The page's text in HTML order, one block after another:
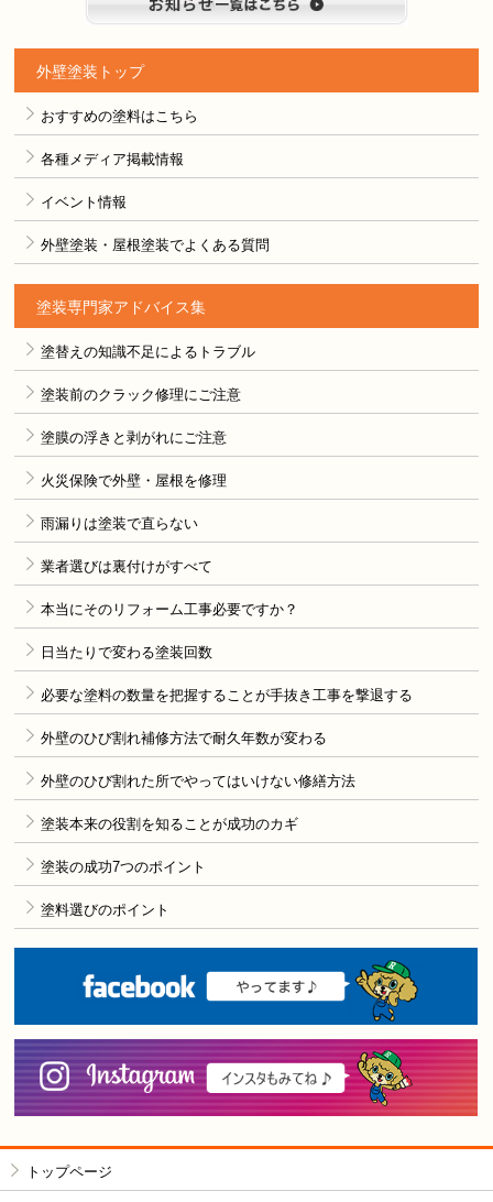
外壁塗装トップ
おすすめの塗料はこちら
各種メディア掲載情報
イベント情報
外壁塗装・屋根塗装でよくある質問
塗装専門家アドバイス集
塗替えの知識不足によるトラブル
塗装前のクラック修理にご注意
塗膜の浮きと剥がれにご注意
火災保険で外壁・屋根を修理
雨漏りは塗装で直らない
業者選びは裏付けがすべて
本当にそのリフォーム工事必要ですか？
日当たりで変わる塗装回数
必要な塗料の数量を把握することが手抜き工事を撃退する
外壁のひび割れ補修方法で耐久年数が変わる
外壁のひび割れた所でやってはいけない修繕方法
塗装本来の役割を知ることが成功のカギ
塗装の成功7つのポイント
塗料選びのポイント
トップページ